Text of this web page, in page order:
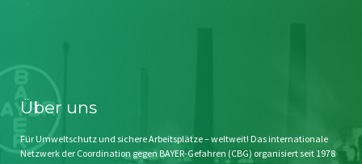
Kontakt
Impressum
Störfälle
Stichwort BAYER
Jahrestagung
SPENDEN
Über uns
Für Umweltschutz und sichere Arbeitsplätze – weltweit! Das internationale
Netzwerk der Coordination gegen BAYER-Gefahren (CBG) organisiert seit 1978